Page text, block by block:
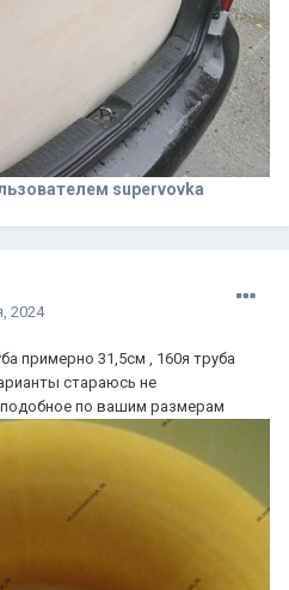
supervovka
2024
примерно 31,5см , 160я труба
стараюсь не
по вашим размерам